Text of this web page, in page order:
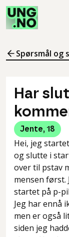
Spørsmål og
Har
Jente, 18
Hei, jeg
og slutte i
over til pstav
mensen først.
startet på p-
Jeg har ennå
men er også
siden jeg